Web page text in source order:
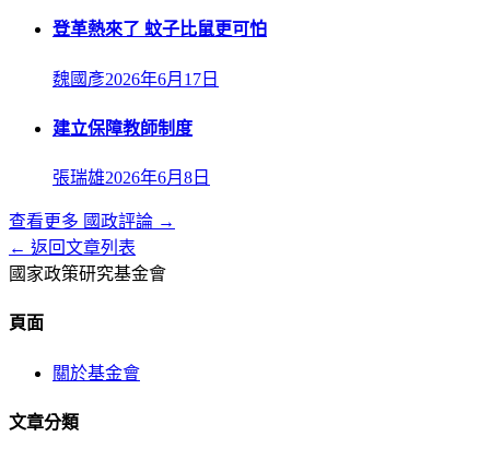
登革熱來了 蚊子比鼠更可怕
魏國彥2026年6月17日
建立保障教師制度
張瑞雄2026年6月8日
查看更多 國政評論 →
← 返回文章列表
國家政策研究基金會
頁面
關於基金會
文章分類